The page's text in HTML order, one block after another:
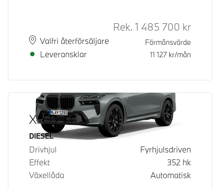
PlatsValfri återförsäljare
Leveranstid
Leveransklar
Rek.
Rek. 1 485 700 kr
Förmånsvärde
11 127 kr/mån
X7 xDrive40d
Bränsle
DIESEL
Drivhjul
Fyrhjulsdriven
Effekt
352 hk
Växellåda
Automatisk